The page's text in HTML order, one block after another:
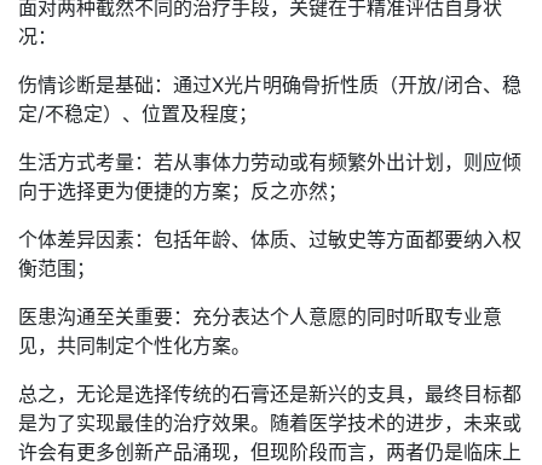
面对两种截然不同的治疗手段，关键在于精准评估自身状
况：
伤情诊断是基础：通过X光片明确骨折性质（开放/闭合、稳
定/不稳定）、位置及程度；
生活方式考量：若从事体力劳动或有频繁外出计划，则应倾
向于选择更为便捷的方案；反之亦然；
个体差异因素：包括年龄、体质、过敏史等方面都要纳入权
衡范围；
医患沟通至关重要：充分表达个人意愿的同时听取专业意
见，共同制定个性化方案。
总之，无论是选择传统的石膏还是新兴的支具，最终目标都
是为了实现最佳的治疗效果。随着医学技术的进步，未来或
许会有更多创新产品涌现，但现阶段而言，两者仍是临床上